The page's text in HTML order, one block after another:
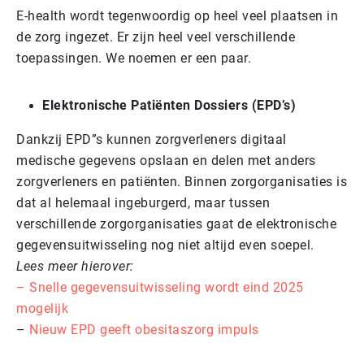
E-health wordt tegenwoordig op heel veel plaatsen in
de zorg ingezet. Er zijn heel veel verschillende
toepassingen. We noemen er een paar.
Elektronische Patiënten Dossiers (EPD’s)
Dankzij EPD”s kunnen zorgverleners digitaal
medische gegevens opslaan en delen met anders
zorgverleners en patiënten. Binnen zorgorganisaties is
dat al helemaal ingeburgerd, maar tussen
verschillende zorgorganisaties gaat de elektronische
gegevensuitwisseling nog niet altijd even soepel.
Lees meer hierover:
– Snelle gegevensuitwisseling wordt eind 2025
mogelijk
– Nieuw EPD geeft obesitaszorg impuls